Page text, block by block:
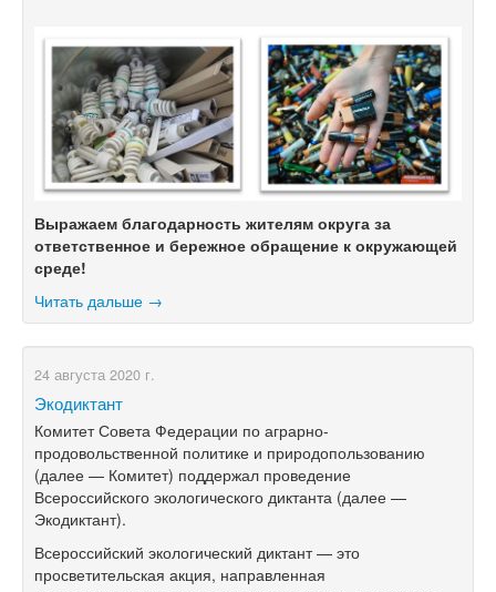
Выражаем благодарность жителям округа за
ответственное и бережное обращение к окружающей
среде!
Читать дальше →
24 августа 2020 г.
Экодиктант
Комитет Совета Федерации по аграрно-
продовольственной политике и природопользованию
(далее — Комитет) поддержал проведение
Всероссийского экологического диктанта (далее —
Экодиктант).
Всероссийский экологический диктант — это
просветительская акция, направленная